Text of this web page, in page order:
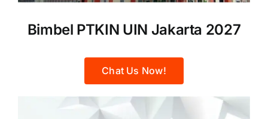
Bimbel PTKIN UIN Jakarta 2027
Chat Us Now!